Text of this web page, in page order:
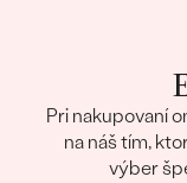
Pri nakupovaní
na náš tím,
výber